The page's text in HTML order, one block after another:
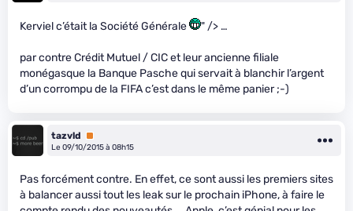
Kerviel c’était la Société Générale " /> …
par contre Crédit Mutuel / CIC et leur ancienne filiale
monégasque la Banque Pasche qui servait à blanchir l’argent
d’un corrompu de la FIFA c’est dans le même panier ;-)
tazvld
Premium
Le 09/10/2015 à 08h15
Pas forcément contre. En effet, ce sont aussi les premiers sites
à balancer aussi tout les leak sur le prochain iPhone, à faire le